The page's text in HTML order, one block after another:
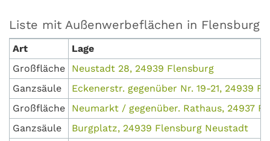
Liste mit Außenwerbeflächen in Flensburg
Art
Lage
Großfläche
Neustadt 28, 24939 Flensburg
Ganzsäule
Eckenerstr. gegenüber Nr. 19-21, 24939
Großfläche
Neumarkt / gegenüber. Rathaus, 24937
Ganzsäule
Burgplatz, 24939 Flensburg Neustadt